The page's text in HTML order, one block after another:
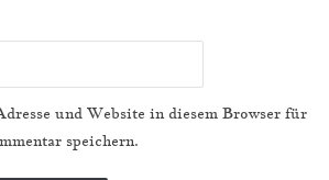
und Website in diesem Browser für
speichern.